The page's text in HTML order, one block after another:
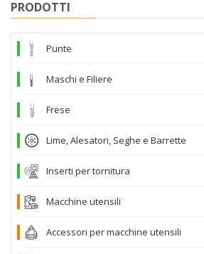
PRODOTTI
Punte
Maschi e Filiere
Frese
Lime, Alesatori, Seghe e Barrette
Inserti per tornitura
Macchine utensili
Accessori per macchine utensili